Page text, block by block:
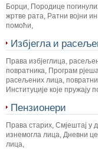
Борци, Породице
жртве рата, Ратни војни
помоћи,
Избјегла и
Права избјеглица,
повратника, Програм
расељених лица,
Институције које пружају
Пензионери
Права старих, Смјештај у
изнемогла лица, Дневни
лица,